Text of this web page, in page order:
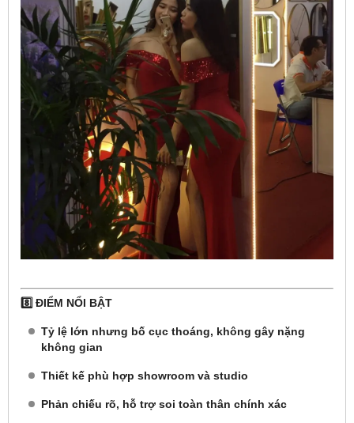
8️⃣ ĐIỂM NỔI BẬT
Tỷ lệ lớn nhưng bố cục thoáng, không gây nặng
không gian
Thiết kế phù hợp showroom và studio
Phản chiếu rõ, hỗ trợ soi toàn thân chính xác